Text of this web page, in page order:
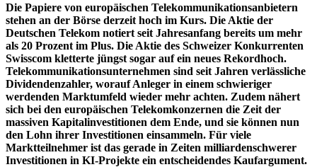
Die Papiere von europäischen Telekommunikationsanbietern
stehen an der Börse derzeit hoch im Kurs. Die Aktie der
Deutschen Telekom notiert seit Jahresanfang bereits um mehr
als 20 Prozent im Plus. Die Aktie des Schweizer Konkurrenten
Swisscom kletterte jüngst sogar auf ein neues Rekordhoch.
Telekommunikationsunternehmen sind seit Jahren verlässliche
Dividendenzahler, worauf Anleger in einem schwieriger
werdenden Marktumfeld wieder mehr achten. Zudem nähert
sich bei den europäischen Telekomkonzernen die Zeit der
massiven Kapitalinvestitionen dem Ende, und sie können nun
den Lohn ihrer Investitionen einsammeln. Für viele
Marktteilnehmer ist das gerade in Zeiten milliardenschwerer
Investitionen in KI-Projekte ein entscheidendes Kaufargument.